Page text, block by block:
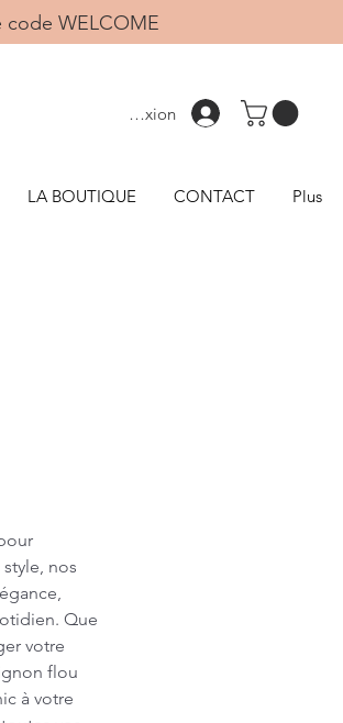
code WELCOME
Connexion
LA BOUTIQUE CONTACT Plus
nos
Que
votre
flou
à votre